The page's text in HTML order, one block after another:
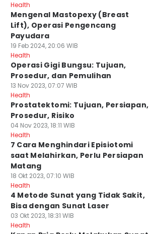
Health
Mengenal Mastopexy (Breast
Lift), Operasi Pengencang
Payudara
19 Feb 2024, 20:06 WIB
Health
Operasi Gigi Bungsu: Tujuan,
Prosedur, dan Pemulihan
13 Nov 2023, 07:07 WIB
Health
Prostatektomi: Tujuan, Persiapan,
Prosedur, Risiko
04 Nov 2023, 18:11 WIB
Health
7 Cara Menghindari Episiotomi
saat Melahirkan, Perlu Persiapan
Matang
18 Okt 2023, 07:10 WIB
Health
4 Metode Sunat yang Tidak Sakit,
Bisa dengan Sunat Laser
03 Okt 2023, 18:31 WIB
Health